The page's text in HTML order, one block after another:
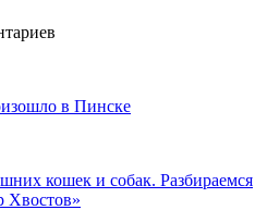
в Пинске
кошек и собак. Разбираемся
Хвостов»